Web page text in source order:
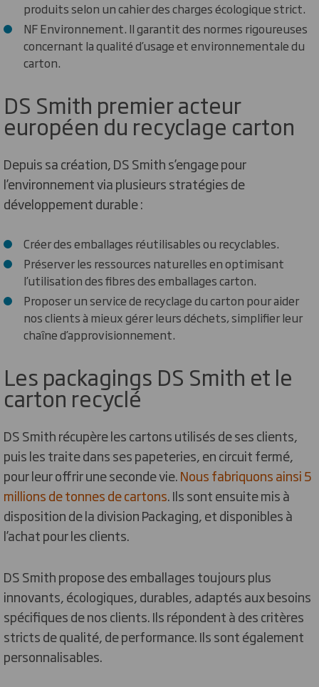
produits selon un cahier des charges écologique strict.
NF Environnement. Il garantit des normes rigoureuses
concernant la qualité d’usage et environnementale du
carton.
DS Smith premier acteur
européen du recyclage carton
Depuis sa création, DS Smith s’engage pour
l’environnement via plusieurs stratégies de
développement durable :
Créer des emballages réutilisables ou recyclables.
Préserver les ressources naturelles en optimisant
l’utilisation des fibres des emballages carton.
Proposer un service de recyclage du carton pour aider
nos clients à mieux gérer leurs déchets, simplifier leur
chaîne d’approvisionnement.
Les packagings DS Smith et le
carton recyclé
DS Smith récupère les cartons utilisés de ses clients,
puis les traite dans ses papeteries, en circuit fermé,
pour leur offrir une seconde vie.Nous fabriquons ainsi 5
millions de tonnes de cartons. Ils sont ensuite mis à
disposition de la division Packaging, et disponibles à
l’achat pour les clients.
DS Smith propose des emballages toujours plus
innovants, écologiques, durables, adaptés aux besoins
spécifiques de nos clients. Ils répondent à des critères
stricts de qualité, de performance. Ils sont également
personnalisables.